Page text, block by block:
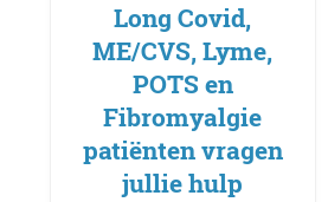
Long Covid,
ME/CVS, Lyme,
POTS en
Fibromyalgie
patiënten vragen
jullie hulp